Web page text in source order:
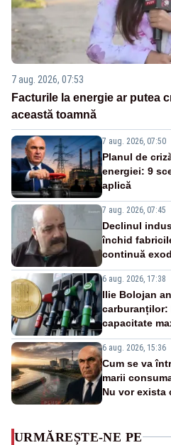
7 aug. 2026, 07:53
Facturile la energie ar putea
această toamnă
7 aug. 2026, 07:50
Planul de
energiei: 9
aplică
7 aug. 2026, 07:45
Declinul
închid
continuă
6 aug. 2026, 17:38
Ilie Bolojan
carburanților:
capacitate
6 aug. 2026, 15:36
Cum se va
marii
Nu vor exista
URMĂREȘTE-NE PE